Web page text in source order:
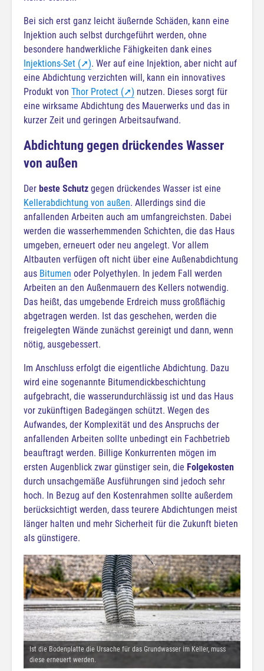
Bei sich erst ganz leicht äußernde Schäden, kann eine
Injektion auch selbst durchgeführt werden, ohne
besondere handwerkliche Fähigkeiten dank eines
Injektions-Set (➚). Wer auf eine Injektion, aber nicht auf
eine Abdichtung verzichten will, kann ein innovatives
Produkt von Thor Protect (➚) nutzen. Dieses sorgt für
eine wirksame Abdichtung des Mauerwerks und das in
kurzer Zeit und geringen Arbeitsaufwand.
Abdichtung gegen drückendes Wasser
von außen
Der beste Schutz gegen drückendes Wasser ist eine
Kellerabdichtung von außen. Allerdings sind die
anfallenden Arbeiten auch am umfangreichsten. Dabei
werden die wasserhemmenden Schichten, die das Haus
umgeben, erneuert oder neu angelegt. Vor allem
Altbauten verfügen oft nicht über eine Außenabdichtung
aus Bitumen oder Polyethylen. In jedem Fall werden
Arbeiten an den Außenmauern des Kellers notwendig.
Das heißt, das umgebende Erdreich muss großflächig
abgetragen werden. Ist das geschehen, werden die
freigelegten Wände zunächst gereinigt und dann, wenn
nötig, ausgebessert.
Im Anschluss erfolgt die eigentliche Abdichtung. Dazu
wird eine sogenannte Bitumendickbeschichtung
aufgebracht, die wasserundurchlässig ist und das Haus
vor zukünftigen Badegängen schützt. Wegen des
Aufwandes, der Komplexität und des Anspruchs der
anfallenden Arbeiten sollte unbedingt ein Fachbetrieb
beauftragt werden. Billige Konkurrenten mögen im
ersten Augenblick zwar günstiger sein, die Folgekosten
durch unsachgemäße Ausführungen sind jedoch sehr
hoch. In Bezug auf den Kostenrahmen sollte außerdem
berücksichtigt werden, dass teurere Abdichtungen meist
länger halten und mehr Sicherheit für die Zukunft bieten
als günstigere.
Ist die Bodenplatte die Ursache für das Grundwasser im Keller, muss
diese erneuert werden.